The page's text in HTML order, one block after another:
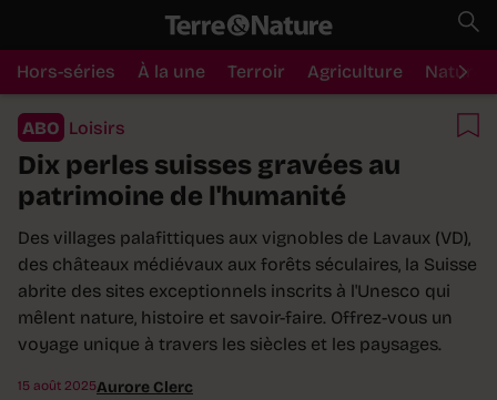
Hors-séries À la une Terroir Agriculture Nature
ABO Loisirs
Dix perles suisses gravées au
patrimoine de l'humanité
Des villages palafittiques aux vignobles de Lavaux (VD),
des châteaux médiévaux aux forêts séculaires, la Suisse
abrite des sites exceptionnels inscrits à l'Unesco qui
mêlent nature, histoire et savoir-faire. Offrez-vous un
voyage unique à travers les siècles et les paysages.
15 août 2025Aurore Clerc